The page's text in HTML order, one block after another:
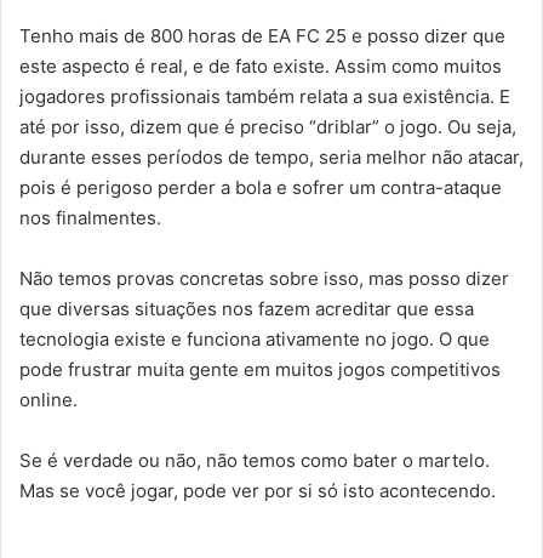
Tenho mais de 800 horas de EA FC 25 e posso dizer que
este aspecto é real, e de fato existe. Assim como muitos
jogadores profissionais também relata a sua existência. E
até por isso, dizem que é preciso “driblar” o jogo. Ou seja,
durante esses períodos de tempo, seria melhor não atacar,
pois é perigoso perder a bola e sofrer um contra-ataque
nos finalmentes.
Não temos provas concretas sobre isso, mas posso dizer
que diversas situações nos fazem acreditar que essa
tecnologia existe e funciona ativamente no jogo. O que
pode frustrar muita gente em muitos jogos competitivos
online.
Se é verdade ou não, não temos como bater o martelo.
Mas se você jogar, pode ver por si só isto acontecendo.